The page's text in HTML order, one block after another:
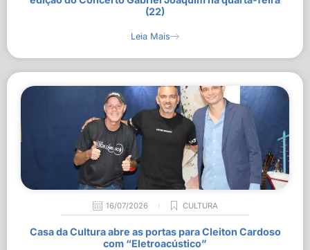
(22)
Leia Mais
16/07/2026 CULTURA
Casa da Cultura abre as portas para Cleiton Cardoso
com “Eletroacústico”